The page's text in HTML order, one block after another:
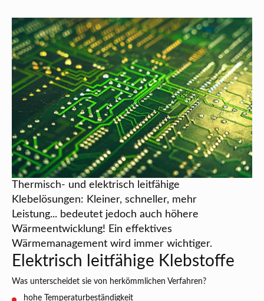
Thermisch- und elektrisch leitfähige
Klebelösungen: Kleiner, schneller, mehr
Leistung... bedeutet jedoch auch höhere
Wärmeentwicklung! Ein effektives
Wärmemanagement wird immer wichtiger.
Elektrisch leitfähige Klebstoffe
Was unterscheidet sie von herkömmlichen Verfahren?
hohe Temperaturbeständigkeit